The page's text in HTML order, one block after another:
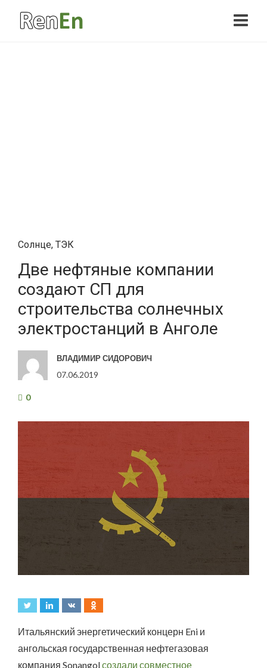
Солнце, ТЭК
Две нефтяные компании
создают СП для
строительства солнечных
электростанций в Анголе
ВЛАДИМИР СИДОРОВИЧ
07.06.2019
0
Итальянский энергетический концерн Eni и
ангольская государственная нефтегазовая
компания Sonangolсоздали совместное